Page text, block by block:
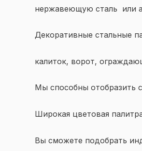
нержавеющую сталь или
Декоративные стальные
калиток, ворот,
Мы способны отобразить
Широкая цветовая
Вы сможете подобрать